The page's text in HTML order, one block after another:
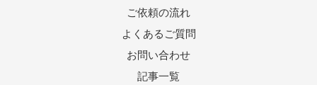
ご依頼の流れ
よくあるご質問
お問い合わせ
記事一覧